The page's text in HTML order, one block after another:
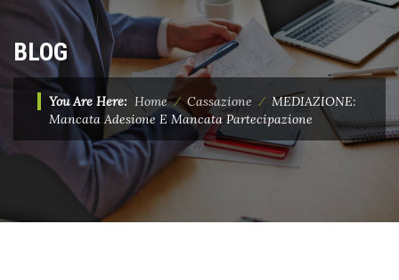
content
BLOG
You Are Here: Home⁄Cassazione ⁄ MEDIAZIONE:
Mancata Adesione E Mancata Partecipazione